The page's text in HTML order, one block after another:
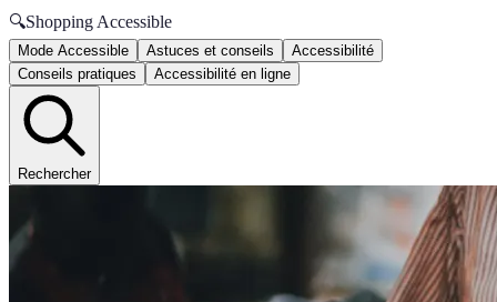
🔍Shopping Accessible
Mode Accessible Astuces et conseils
Accessibilité
Conseils pratiques
Accessibilité en ligne
Rechercher